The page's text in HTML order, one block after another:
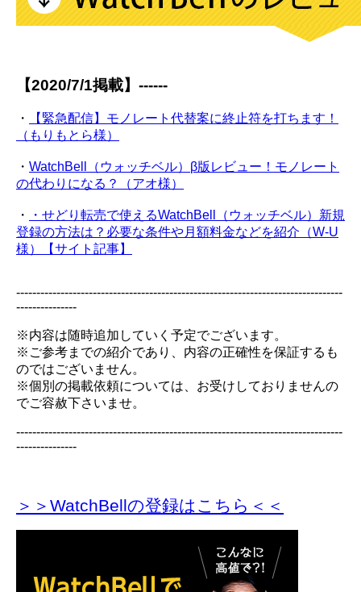
【2020/7/1掲載】------
・
【緊急配信】モノレート代替案に終止符を打ちます！
（もりもとら様）
・ WatchBell（ウォッチベル）β版レビュー！モノレート
の代わりになる？（アオ様）
・
・せどり転売で使えるWatchBell（ウォッチベル）新規
登録の方法は？必要な条件や月額料金などを紹介（W-U
様）【サイト記事】
---------------------------------------------------------------------------------
---------------
※内容は随時追加していく予定でございます。
※ご参考までの紹介であり、内容の正確性を保証するも
のではございません。
※個別の掲載依頼については、お受けしておりませんの
でご容赦下さいませ。
---------------------------------------------------------------------------------
---------------
＞＞WatchBellの登録はこちら＜＜